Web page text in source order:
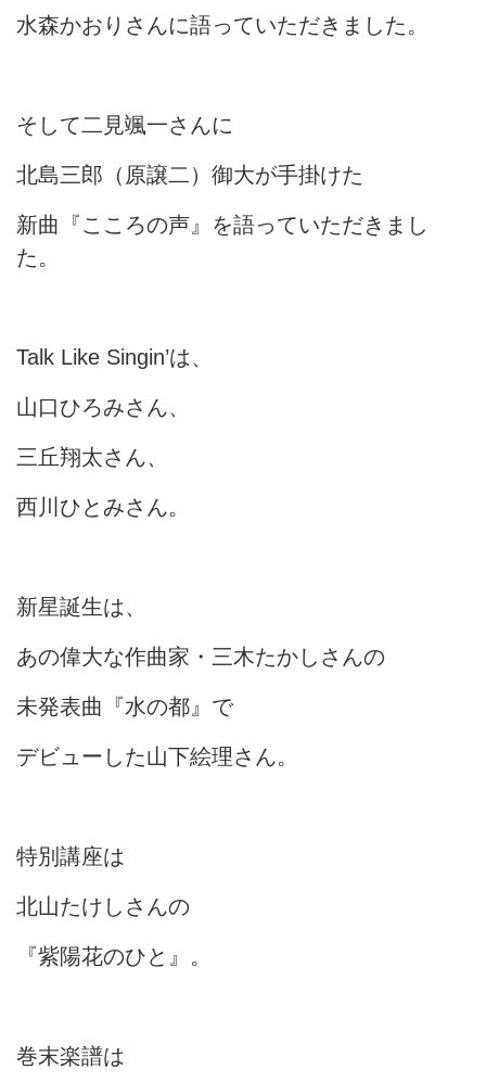
水森かおりさんに語っていただきました。
そして二見颯一さんに
北島三郎（原譲二）御大が手掛けた
新曲『こころの声』を語っていただきまし
た。
Talk Like Singin’は、
山口ひろみさん、
三丘翔太さん、
西川ひとみさん。
新星誕生は、
あの偉大な作曲家・三木たかしさんの
未発表曲『水の都』で
デビューした山下絵理さん。
特別講座は
北山たけしさんの
『紫陽花のひと』。
巻末楽譜は